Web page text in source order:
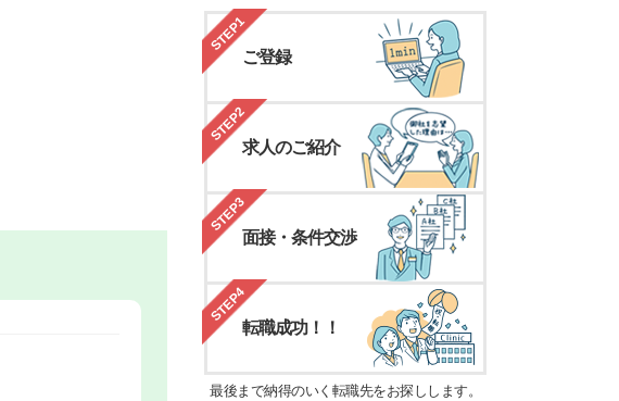
STEP1
ご登録
STEP2
求人のご紹介
STEP3
面接・条件交渉
STEP4
転職成功！！
最後まで納得のいく転職先をお探しします。